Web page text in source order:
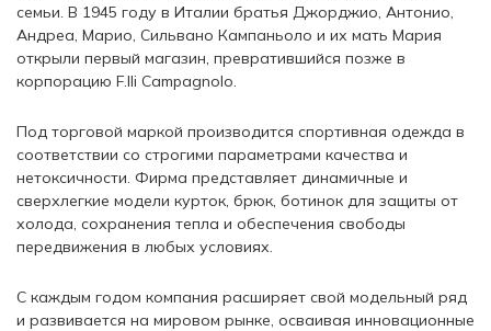
семьи. В 1945 году в Италии братья Джорджио, Антонио,
Андреа, Марио, Сильвано Кампаньоло и их мать Мария
открыли первый магазин, превратившийся позже в
корпорацию F.lli Campagnolo.
Под торговой маркой производится спортивная одежда в
соответствии со строгими параметрами качества и
нетоксичности. Фирма представляет динамичные и
сверхлегкие модели курток, брюк, ботинок для защиты от
холода, сохранения тепла и обеспечения свободы
передвижения в любых условиях.
С каждым годом компания расширяет свой модельный ряд
и развивается на мировом рынке, осваивая инновационные